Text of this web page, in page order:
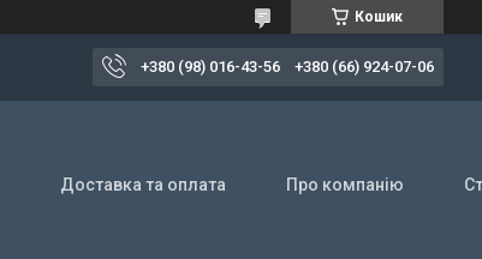
Кошик
+380 (98) 016-43-56 +380 (66) 924-07-06
Доставка та оплата Про компанію